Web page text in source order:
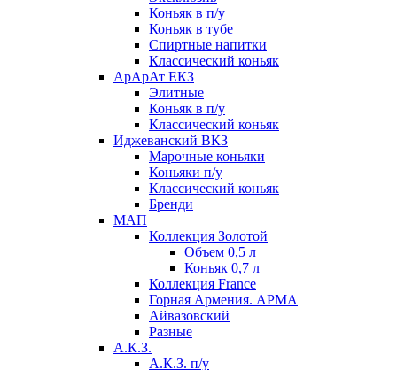
Коньяк в п/у
Коньяк в тубе
Спиртные напитки
Классический коньяк
АрАрАт ЕКЗ
Элитные
Коньяк в п/у
Классический коньяк
Иджеванский ВКЗ
Марочные коньяки
Коньяки п/у
Классический коньяк
Бренди
МАП
Коллекция Золотой
Объем 0,5 л
Коньяк 0,7 л
Коллекция France
Горная Армения. АРМА
Айвазовский
Разные
А.К.З.
А.К.З. п/у